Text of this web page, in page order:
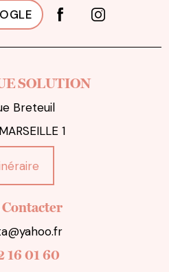
SOLUTION
Breteuil
1
16 01 60